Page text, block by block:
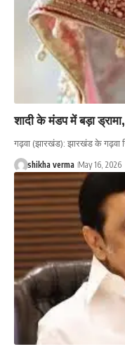
शादी के मंडप में बड़ा
गढ़वा (झारखंड): झारखंड के गढ़वा
shikha verma May 16, 2026